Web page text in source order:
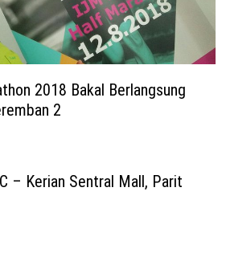
2018 Bakal Berlangsung
2
– Kerian Sentral Mall, Parit